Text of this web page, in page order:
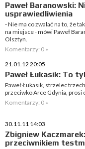
Paweł Baranowski:
usprawiedliwienia
- Nie ma co zwalać na to, że
na miejsce - mówi Paweł
Olsztyn.
Komentarzy: 0 »
21.01.12 20:05
Paweł Łukasik: To
Paweł Łukasik, strzelec
przeciwko Arce Gdynia, prosi
Komentarzy: 0 »
30.11.11 14:03
Zbigniew
przeciwnikiem